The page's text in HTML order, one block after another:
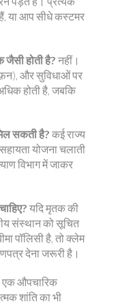
या आप सीधे कस्टमर
होती है? नहीं।
और सुविधाओं पर
होती है, जबकि
सकती है? कई राज्य
योजना चलाती
विभाग में जाकर
यदि मृतक की
संस्थान को सूचित
पॉलिसी है, तो क्लेम
देना जरूरी है।
एक औपचारिक
शांति का भी